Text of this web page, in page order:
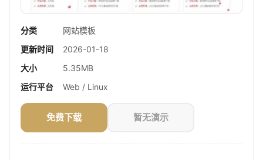
分类
网站模板
更新时间
2026-01-18
大小
5.35MB
运行平台
Web / Linux
免费下载 暂无演示